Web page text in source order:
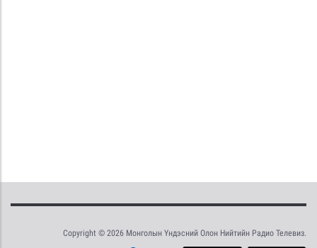
Copyright © 2026 Монголын Үндэсний Олон Нийтийн Радио Телевиз.